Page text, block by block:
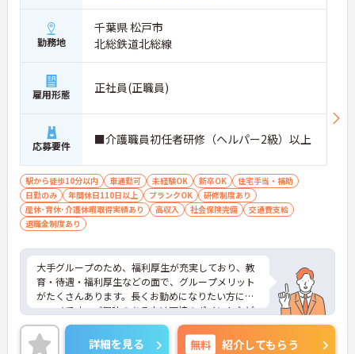
勤務地
千葉県 松戸市
北総鉄道北総線
雇用形態 正社員(正職員)
応募要件 ■介護職員初任者研修（ヘルパー2級）以上
駅から徒歩10分以内 車通勤可 未経験OK 新卒OK
住宅手当・補助
日勤のみ
年間休日110日以上 ブランクOK
研修制度あり
産休･育休･介護休暇取得実績あり
高収入 社会保険完備
交通費支給
退職金制度あり
大手グループのため、福利厚生が充実しており、教
育・待遇・福利厚生などの面で、グループメリット
がたくさんあります。長くお勤めになりたい方にお
ススメです。ご興味のある方は面接のポイントなど
をお話しますので、お気軽にお問い合わせくださ
い！
詳細を見る 無料 紹介してもらう